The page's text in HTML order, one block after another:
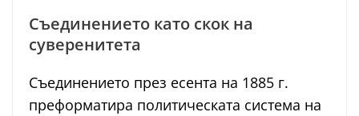
Съединението като скок на
суверенитета
Съединението през есента на 1885 г.
преформатира политическата система на